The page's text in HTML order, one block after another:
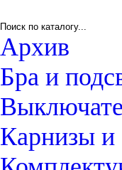
Архив
Бра и
Карнизы и